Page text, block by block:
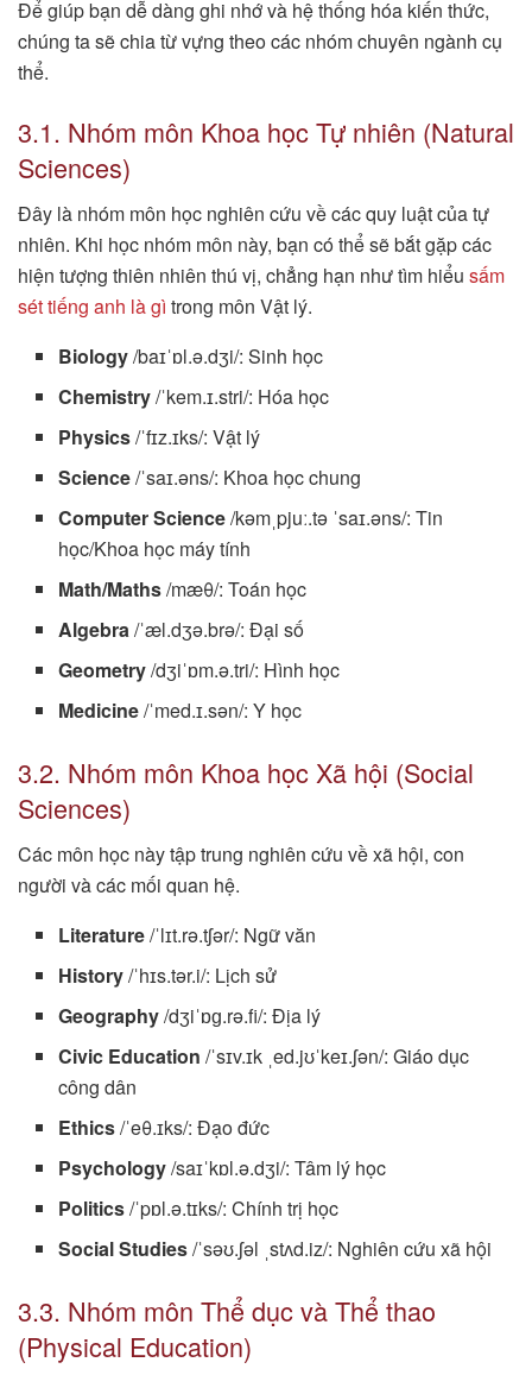
Để giúp bạn dễ dàng ghi nhớ và hệ thống hóa kiến thức,
chúng ta sẽ chia từ vựng theo các nhóm chuyên ngành cụ
thể.
3.1. Nhóm môn Khoa học Tự nhiên (Natural
Sciences)
Đây là nhóm môn học nghiên cứu về các quy luật của tự
nhiên. Khi học nhóm môn này, bạn có thể sẽ bắt gặp các
hiện tượng thiên nhiên thú vị, chẳng hạn như tìm hiểu sấm
sét tiếng anh là gì trong môn Vật lý.
Biology/baɪˈɒl.ə.dʒi/: Sinh học
Chemistry/ˈkem.ɪ.stri/: Hóa học
Physics/ˈfɪz.ɪks/: Vật lý
Science/ˈsaɪ.əns/: Khoa học chung
Computer Science/kəmˌpjuː.tə ˈsaɪ.əns/: Tin
học/Khoa học máy tính
Math/Maths/mæθ/: Toán học
Algebra/ˈæl.dʒə.brə/: Đại số
Geometry/dʒiˈɒm.ə.tri/: Hình học
Medicine/ˈmed.ɪ.sən/: Y học
3.2. Nhóm môn Khoa học Xã hội (Social
Sciences)
Các môn học này tập trung nghiên cứu về xã hội, con
người và các mối quan hệ.
Literature/ˈlɪt.rə.tʃər/: Ngữ văn
History/ˈhɪs.tər.i/: Lịch sử
Geography/dʒiˈɒɡ.rə.fi/: Địa lý
Civic Education /ˈsɪv.ɪk ˌed.jʊˈkeɪ.ʃən/: Giáo dục
công dân
Ethics/ˈeθ.ɪks/: Đạo đức
Psychology/saɪˈkɒl.ə.dʒi/: Tâm lý học
Politics/ˈpɒl.ə.tɪks/: Chính trị học
Social Studies/ˈsəʊ.ʃəl ˌstʌd.iz/: Nghiên cứu xã hội
3.3. Nhóm môn Thể dục và Thể thao
(Physical Education)